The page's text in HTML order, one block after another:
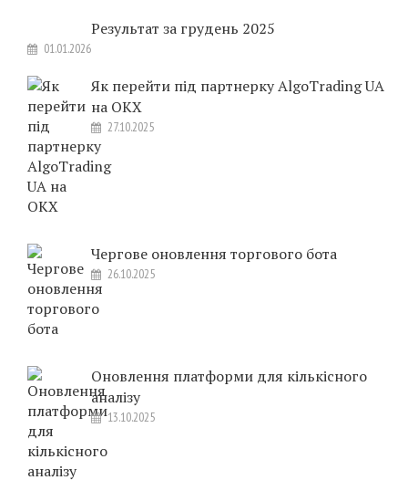
Результат за грудень 2025
01.01.2026
Як перейти під партнерку AlgoTrading UA
на OKX
27.10.2025
Чергове оновлення торгового бота
26.10.2025
Оновлення платформи для кількісного
аналізу
13.10.2025